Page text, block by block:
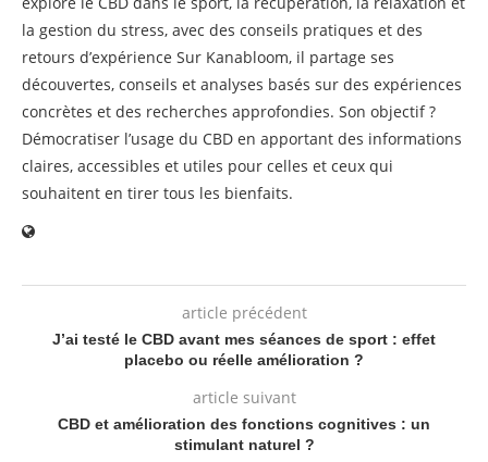
la gestion du stress, avec des conseils pratiques et des
retours d’expérience Sur Kanabloom, il partage ses
découvertes, conseils et analyses basés sur des expériences
concrètes et des recherches approfondies. Son objectif ?
Démocratiser l’usage du CBD en apportant des informations
claires, accessibles et utiles pour celles et ceux qui
souhaitent en tirer tous les bienfaits.
article précédent
J’ai testé le CBD avant mes séances de sport : effet
placebo ou réelle amélioration ?
article suivant
CBD et amélioration des fonctions cognitives : un
stimulant naturel ?